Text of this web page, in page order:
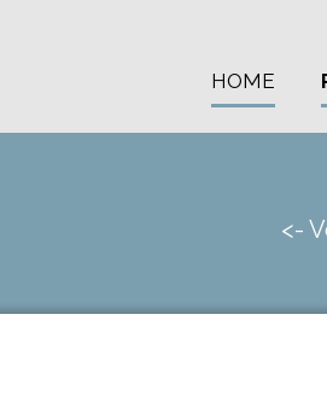
HOME
<-